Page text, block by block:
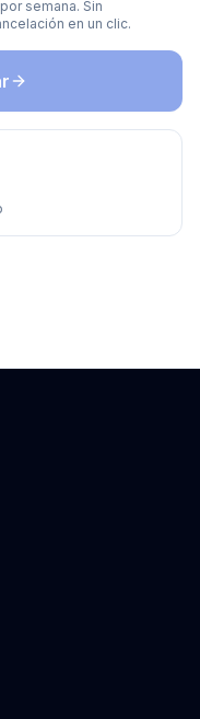
semana. Sin
en un clic.